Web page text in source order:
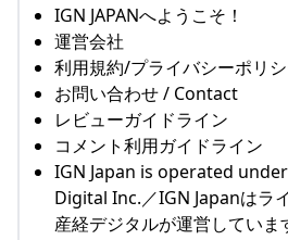
IGN JAPANへようこそ！
運営会社
利用規約/プライバシーポリ
お問い合わせ / Contact
レビューガイドライン
コメント利用ガイドライン
IGN Japan is operated
Digital Inc.／IGN Japanはラ
産経デジタルが運営していま